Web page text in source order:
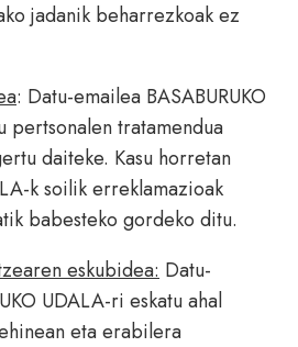
jadanik beharrezkoak ez
: Datu-emailea BASABURUKO
pertsonalen tratamendua
daiteke. Kasu horretan
k soilik erreklamazioak
babesteko gordeko ditu.
eskubidea: Datu-
UDALA-ri eskatu ahal
eta erabilera